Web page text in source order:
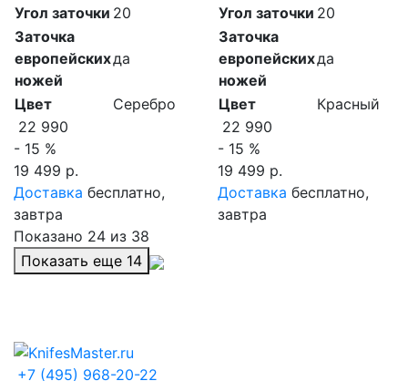
Угол заточки 20
Заточка
европейских
ножей
да
Цвет
Серебро
22 990
- 15 %
19 499 р.
Доставка бесплатно,
завтра
Угол заточки 20
Заточка
европейских
ножей
да
Цвет
Красный
22 990
- 15 %
19 499 р.
Доставка бесплатно,
завтра
Показано 24 из 38
Показать еще 14
+7 (495) 968-20-22